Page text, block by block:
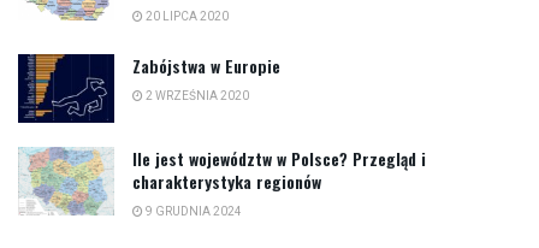
20 LIPCA 2020
Zabójstwa w Europie
2 WRZEŚNIA 2020
Ile jest województw w Polsce? Przegląd i
charakterystyka regionów
9 GRUDNIA 2024